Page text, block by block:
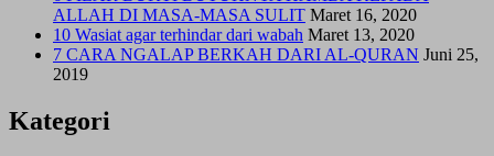
ALLAH DI MASA-MASA SULIT Maret 16, 2020
10 Wasiat agar terhindar dari wabah Maret 13, 2020
7 CARA NGALAP BERKAH DARI AL-QURAN Juni 25,
2019
Kategori